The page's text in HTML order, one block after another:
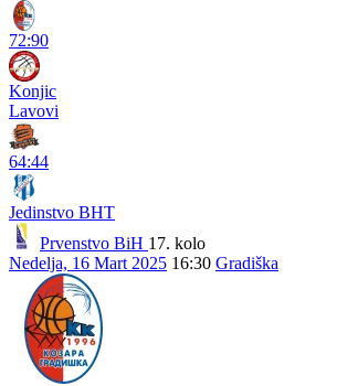
72:90
Konjic
Lavovi
64:44
Jedinstvo BHT
Prvenstvo BiH 17. kolo
Nedelja, 16 Mart 2025 16:30 Gradiška